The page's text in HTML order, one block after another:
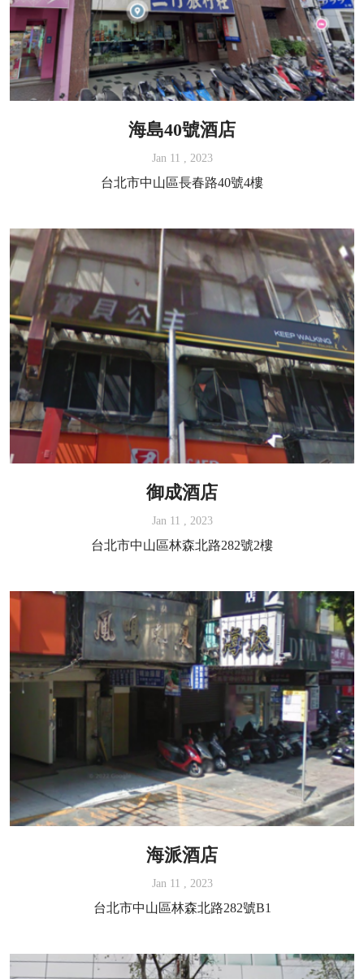
海島40號酒店
Jan 11 , 2023
台北市中山區長春路40號4樓
御成酒店
Jan 11 , 2023
台北市中山區林森北路282號2樓
海派酒店
Jan 11 , 2023
台北市中山區林森北路282號B1